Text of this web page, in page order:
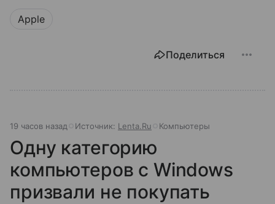
Apple
Поделиться
19 часов назад Источник: Lenta.Ru Компьютеры
Одну категорию
компьютеров с Windows
призвали не покупать